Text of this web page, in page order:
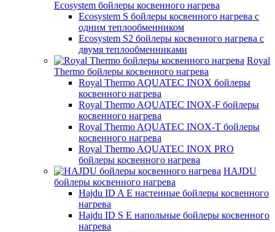
Ecosystem бойлеры косвенного нагрева
Ecosystem S бойлеры косвенного нагрева с
одним теплообменником
Ecosystem S2 бойлеры косвенного нагрева с
двумя теплообменниками
Royal
Thermo бойлеры косвенного нагрева
Royal Thermo AQUATEC INOX бойлеры
косвенного нагрева
Royal Thermo AQUATEC INOX-F бойлеры
косвенного нагрева
Royal Thermo AQUATEC INOX-T бойлеры
косвенного нагрева
Royal Thermo AQUATEC INOX PRO
бойлеры косвенного нагрева
HAJDU
бойлеры косвенного нагрева
Hajdu ID A E настенные бойлеры косвенного
нагрева
Hajdu ID S E напольные бойлеры косвенного
нагрева